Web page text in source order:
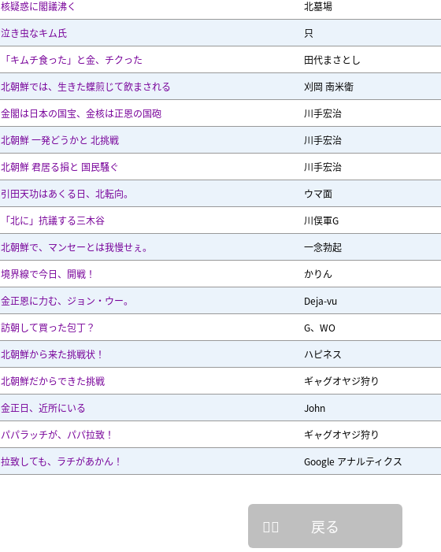
核疑惑に閣議沸く 北墓場
泣き虫なキム氏 只
「キムチ食った」と金、チクった 田代まさとし
北朝鮮では、生きた蝶煎じて飲まされる 刈岡 南米衛
金閣は日本の国宝、金核は正恩の国砲 川手宏治
北朝鮮 一発どうかと 北挑戦 川手宏治
北朝鮮 君居る損と 国民騒ぐ 川手宏治
引田天功はあくる日、北転向。 ウマ面
「北に」抗議する三木谷 川俣軍G
北朝鮮で、マンセーとは我慢せぇ。 一念勃起
境界線で今日、開戦！ かりん
金正恩に力む、ジョン・ウー。 Deja-vu
訪朝して買った包丁？ G、WO
北朝鮮から来た挑戦状！ ハピネス
北朝鮮だからできた挑戦 ギャグオヤジ狩り
金正日、近所にいる John
パパラッチが、パパ拉致！ ギャグオヤジ狩り
拉致しても、ラチがあかん！ Google アナルティクス
戻る